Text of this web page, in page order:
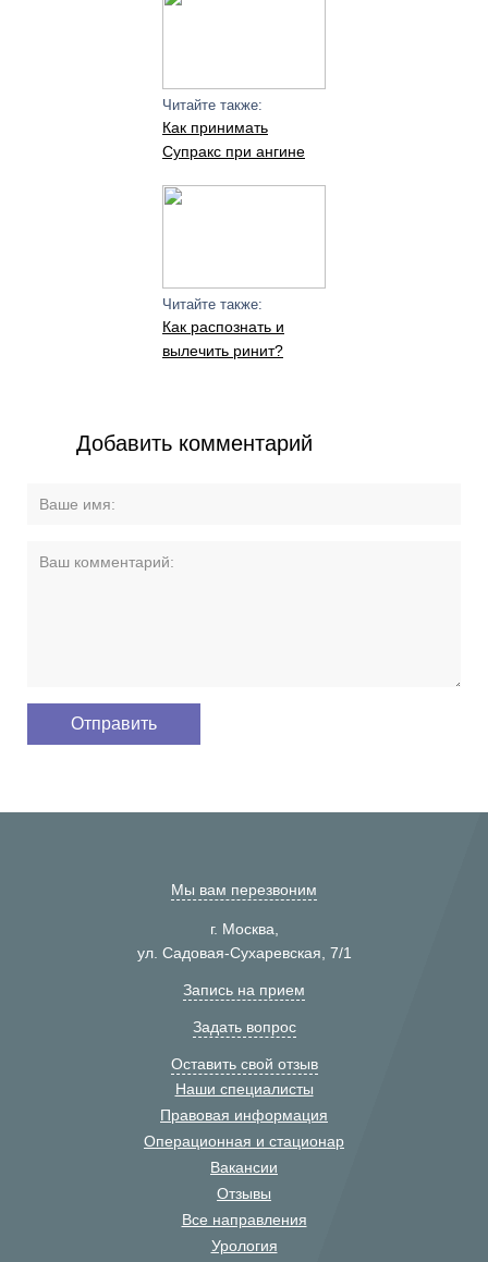
Читайте также:
Как принимать
Супракс при ангине
Читайте также:
Как распознать и
вылечить ринит?
Добавить комментарий
Мы вам перезвоним
г. Москва,
ул. Садовая-Сухаревская, 7/1
Запись на прием
Задать вопрос
Оставить свой отзыв
Наши специалисты
Правовая информация
Операционная и стационар
Вакансии
Отзывы
Все направления
Урология